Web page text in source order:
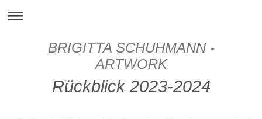
BRIGITTA SCHUHMANN -
ARTWORK
Rückblick 2023-2024